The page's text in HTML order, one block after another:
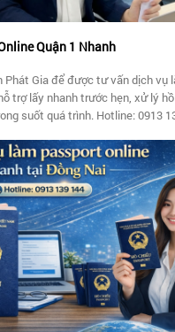
Quận 1 Nhanh
Phát Gia để được tư vấn dịch vụ
trợ lấy nhanh trước hẹn, xử lý
suốt quá trình. Hotline: 0913